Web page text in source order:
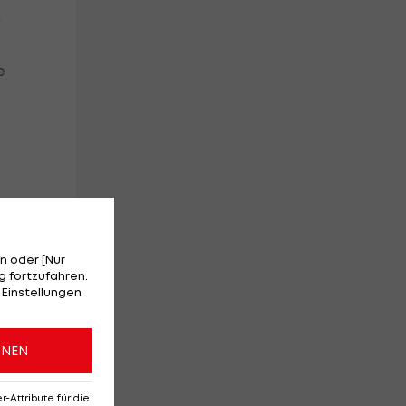
oder [Nur
fortzufahren.
Attribute für die